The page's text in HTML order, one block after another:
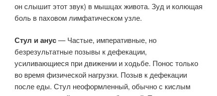
он слышит этот звук) в мышцах живота. Зуд и колющая
боль в паховом лимфатическом узле.
Стул и анус— Частые, императивные, но
безрезультатные позывы к дефекации,
усиливающиеся при движении и ходьбе. Понос только
во время физической нагрузки. Позыв к дефекации
после еды. Стул неоформленный, обычно с кислым